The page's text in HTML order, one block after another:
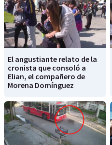
El angustiante relato de la
cronista que consoló a
Elian, el compañero de
Morena Domínguez